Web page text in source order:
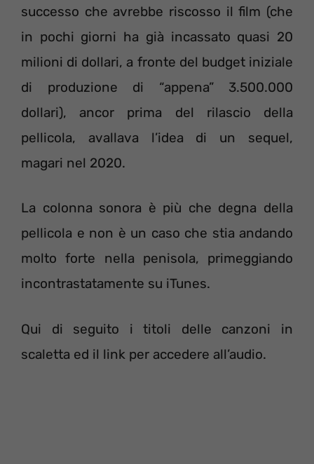
successo che avrebbe riscosso il film (che
in pochi giorni ha già incassato quasi 20
milioni di dollari, a fronte del budget iniziale
di produzione di “appena” 3.500.000
dollari), ancor prima del rilascio della
pellicola, avallava l’idea di un sequel,
magari nel 2020.
La colonna sonora è più che degna della
pellicola e non è un caso che stia andando
molto forte nella penisola, primeggiando
incontrastatamente su iTunes.
Qui di seguito i titoli delle canzoni in
scaletta ed il link per accedere all’audio.